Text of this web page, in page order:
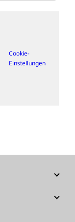
Cookie-
Einstellungen